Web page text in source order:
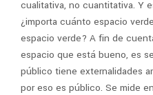
cualitativa, no cuantitativa. Y
¿importa cuánto espacio
espacio verde? A fin de
espacio que está bueno, es
público tiene externalidades
por eso es público. Se mide